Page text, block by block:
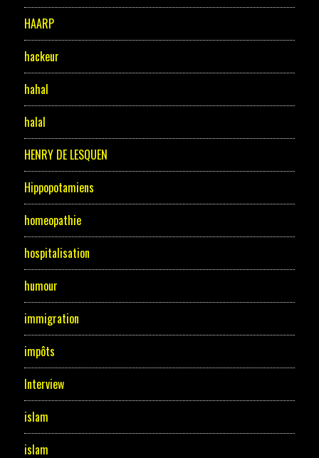
HAARP
hackeur
hahal
halal
HENRY DE LESQUEN
Hippopotamiens
homeopathie
hospitalisation
humour
immigration
impôts
Interview
islam
islam